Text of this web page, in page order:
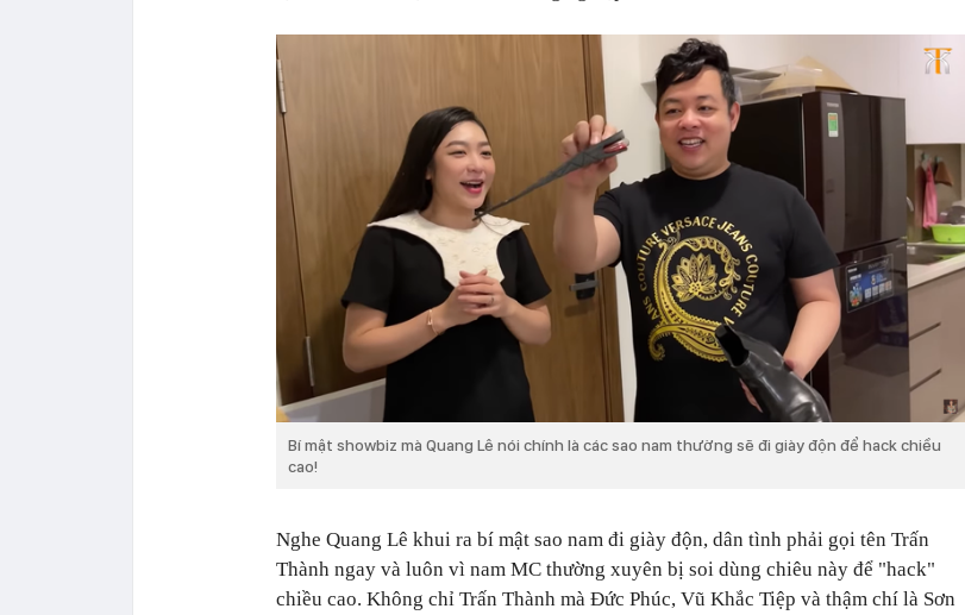
Bí mật showbiz mà Quang Lê nói chính là các sao nam thường sẽ đi giày độn để hack chiều
cao!
Nghe Quang Lê khui ra bí mật sao nam đi giày độn, dân tình phải gọi tên Trấn
Thành ngay và luôn vì nam MC thường xuyên bị soi dùng chiêu này để "hack"
chiều cao. Không chỉ Trấn Thành mà Đức Phúc, Vũ Khắc Tiệp và thậm chí là Sơn